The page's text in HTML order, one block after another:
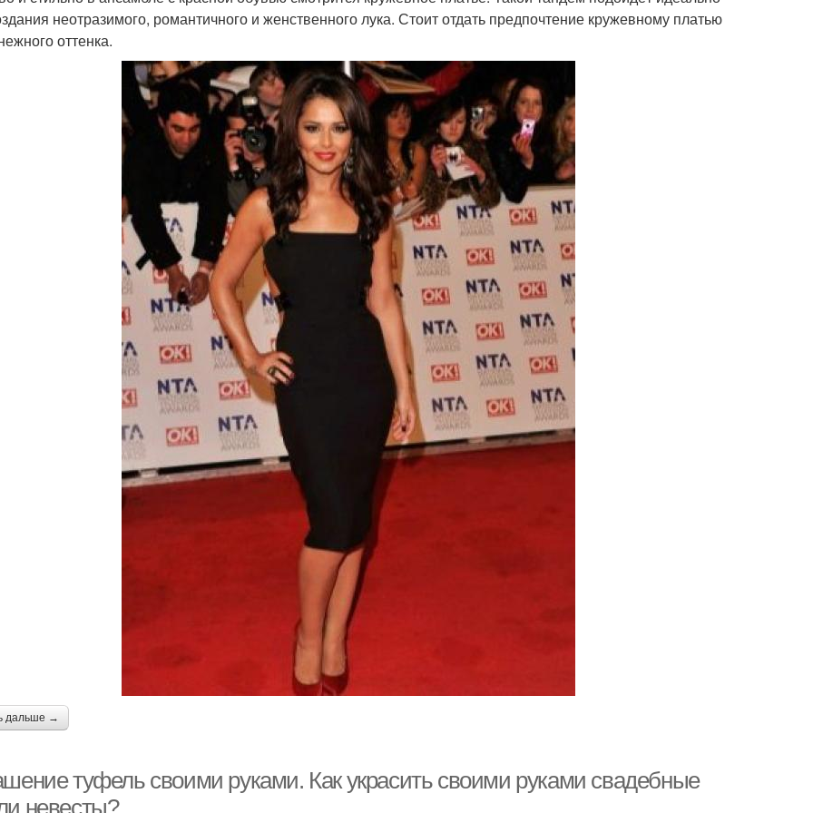
неотразимого, романтичного и женственного лука. Стоит отдать предпочтение кружевному платью
оттенка.
дальше →
туфель своими руками. Как украсить своими руками свадебные
невесты?